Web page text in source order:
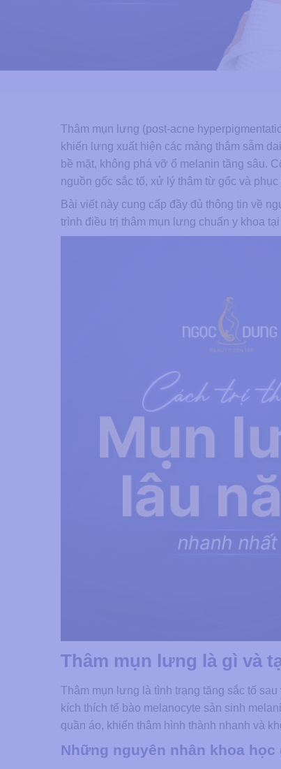
Thâm mụn lưng (post-acne
khiến lưng xuất hiện các mảng thâm sẫm
bề mặt, không phá vỡ ổ melanin tầng sâu.
nguồn gốc sắc tố, xử lý thâm từ gốc và
Bài viết này cung cấp đầy đủ thông tin về
trình điều trị thâm mụn lưng chuẩn y khoa
Thâm mụn lưng là gì và
Thâm mụn lưng là tình trạng tăng sắc tố
kích thích tế bào melanocyte sản sinh
quần áo, khiến thâm hình thành nhanh và
Những nguyên nhân khoa